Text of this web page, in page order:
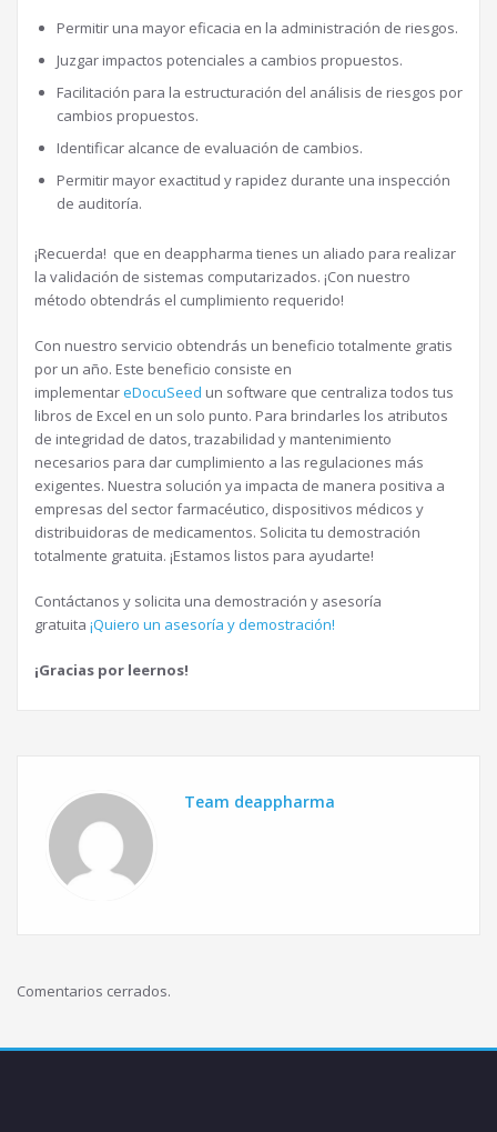
Permitir una mayor eficacia en la administración de riesgos.
Juzgar impactos potenciales a cambios propuestos.
Facilitación para la estructuración del análisis de riesgos por
cambios propuestos.
Identificar alcance de evaluación de cambios.
Permitir mayor exactitud y rapidez durante una inspección
de auditoría.
¡Recuerda! que en deappharma tienes un aliado para realizar
la validación de sistemas computarizados. ¡Con nuestro
método obtendrás el cumplimiento requerido!
Con nuestro servicio obtendrás un beneficio totalmente gratis
por un año. Este beneficio consiste en
implementareDocuSeed un software que centraliza todos tus
libros de Excel en un solo punto. Para brindarles los atributos
de integridad de datos, trazabilidad y mantenimiento
necesarios para dar cumplimiento a las regulaciones más
exigentes. Nuestra solución ya impacta de manera positiva a
empresas del sector farmacéutico, dispositivos médicos y
distribuidoras de medicamentos. Solicita tu demostración
totalmente gratuita. ¡Estamos listos para ayudarte!
Contáctanos y solicita una demostración y asesoría
gratuita ¡Quiero un asesoría y demostración!
¡Gracias por leernos!
Team deappharma
Comentarios cerrados.